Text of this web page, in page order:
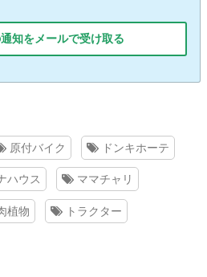
知をメールで受け取る
原付バイク ドンキホーテ
ハウス ママチャリ
植物 トラクター